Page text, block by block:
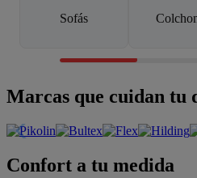
Sofás
Marcas que cuidan tu
Confort a tu medida